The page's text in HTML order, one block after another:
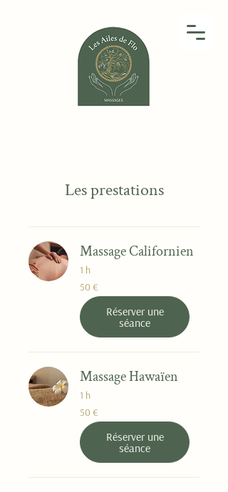
Les prestations
Massage Californien
1 h
50
euros
50 €
Réserver une
séance
Massage Hawaïen
1 h
50
euros
50 €
Réserver une
séance